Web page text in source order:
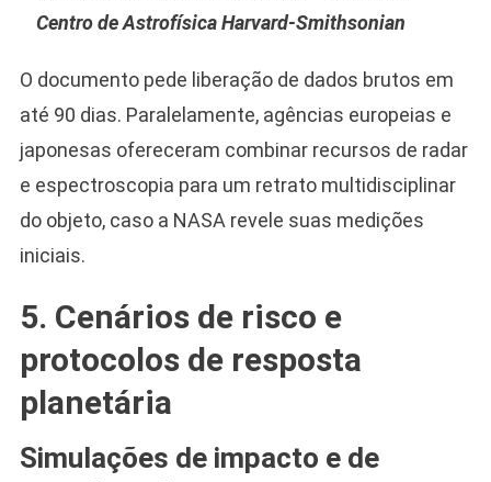
Centro de Astrofísica Harvard-Smithsonian
O documento pede liberação de dados brutos em
até 90 dias. Paralelamente, agências europeias e
japonesas ofereceram combinar recursos de radar
e espectroscopia para um retrato multidisciplinar
do objeto, caso a NASA revele suas medições
iniciais.
5. Cenários de risco e
protocolos de resposta
planetária
Simulações de impacto e de